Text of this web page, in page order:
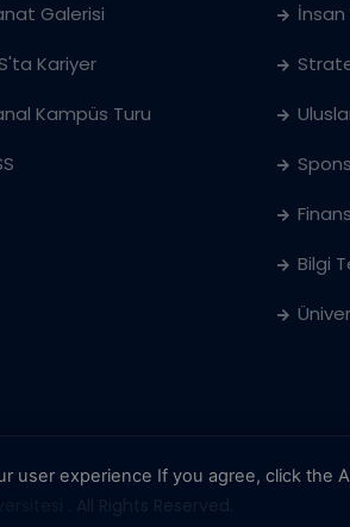
Galerisi
Kariyer
Kampüs Turu
İnsan
Bilgi
user experience If you agree, click the